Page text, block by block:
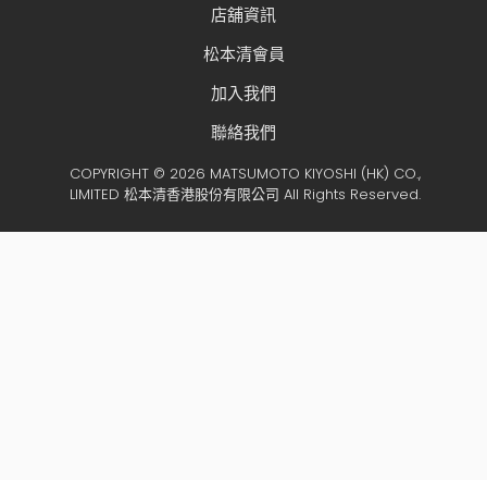
店舖資訊
松本清會員
加入我們
聯絡我們
COPYRIGHT © 2026 MATSUMOTO KIYOSHI (HK) CO.,
LIMITED 松本清香港股份有限公司 All Rights Reserved.